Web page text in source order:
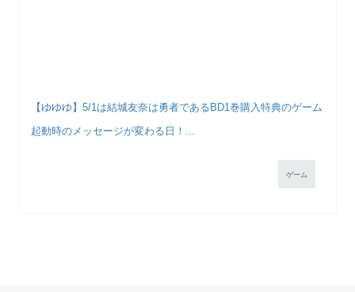
【ゆゆゆ】5/1は結城友奈は勇者であるBD1巻購入特典のゲーム
起動時のメッセージが変わる日！...
ゲーム